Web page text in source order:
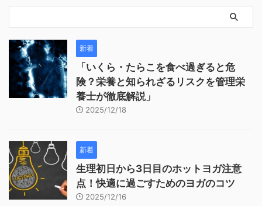
新着
「いくら・たらこを食べ過ぎると危
険？栄養と知られざるリスクを管理栄
養士が徹底解説」
2025/12/18
新着
生理初日から3日目のホットヨガ注意
点！快適に過ごすためのヨガのコツ
2025/12/16